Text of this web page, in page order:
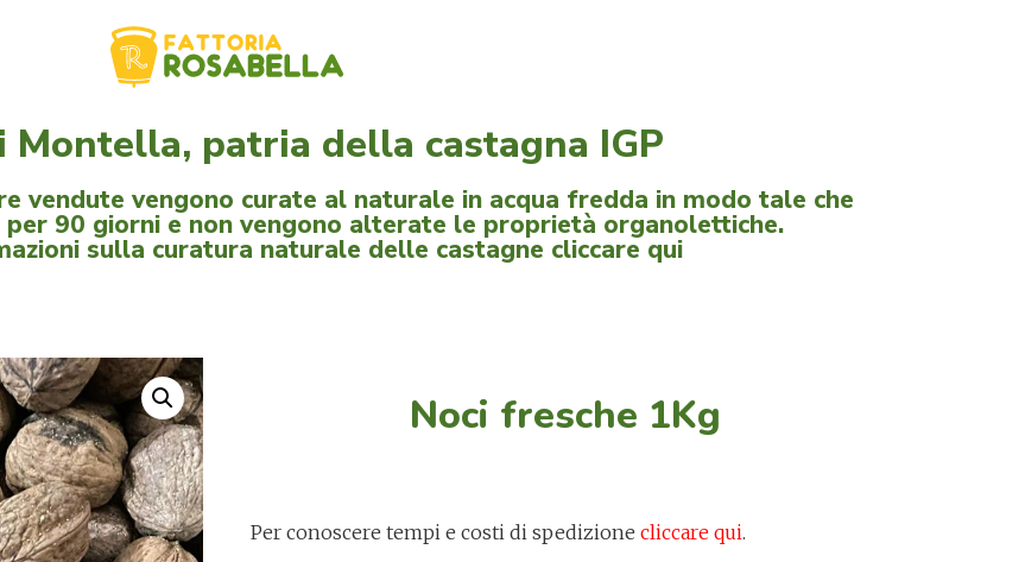
Montella, patria della castagna IGP
vendute vengono curate al naturale in acqua fredda in modo tale che
90 giorni e non vengono alterate le proprietà organolettiche.
sulla curatura naturale delle castagne cliccare qui
Noci fresche 1Kg
Per conoscere tempi e costi di spedizione cliccare qui.